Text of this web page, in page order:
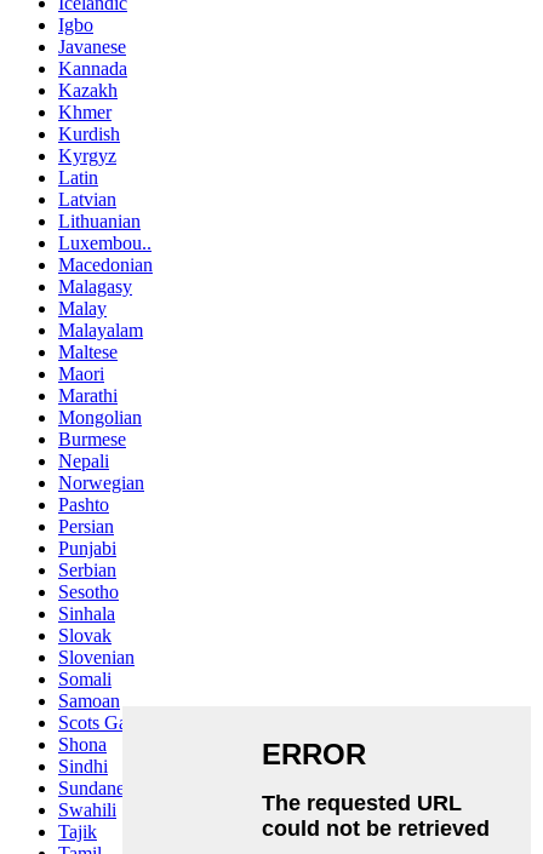
Igbo
Javanese
Kannada
Kazakh
Khmer
Kurdish
Kyrgyz
Latin
Latvian
Lithuanian
Luxembou..
Macedonian
Malagasy
Malay
Malayalam
Maltese
Maori
Marathi
Mongolian
Burmese
Nepali
Norwegian
Pashto
Persian
Punjabi
Serbian
Sesotho
Sinhala
Slovak
Slovenian
Somali
Samoan
Scots Gaelic
Shona
Sindhi
Sundanese
Swahili
Tajik